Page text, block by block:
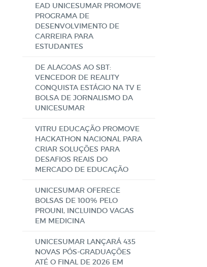
EAD UNICESUMAR PROMOVE
PROGRAMA DE
DESENVOLVIMENTO DE
CARREIRA PARA
ESTUDANTES
DE ALAGOAS AO SBT:
VENCEDOR DE REALITY
CONQUISTA ESTÁGIO NA TV E
BOLSA DE JORNALISMO DA
UNICESUMAR
VITRU EDUCAÇÃO PROMOVE
HACKATHON NACIONAL PARA
CRIAR SOLUÇÕES PARA
DESAFIOS REAIS DO
MERCADO DE EDUCAÇÃO
UNICESUMAR OFERECE
BOLSAS DE 100% PELO
PROUNI, INCLUINDO VAGAS
EM MEDICINA
UNICESUMAR LANÇARÁ 435
NOVAS PÓS-GRADUAÇÕES
ATÉ O FINAL DE 2026 EM